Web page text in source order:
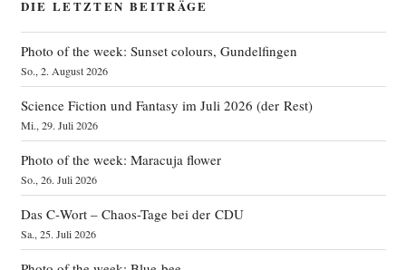
DIE LETZTEN BEITRÄGE
Photo of the week: Sunset colours, Gundelfingen
So., 2. August 2026
Science Fiction und Fantasy im Juli 2026 (der Rest)
Mi., 29. Juli 2026
Photo of the week: Maracuja flower
So., 26. Juli 2026
Das C‑Wort – Chaos-Tage bei der CDU
Sa., 25. Juli 2026